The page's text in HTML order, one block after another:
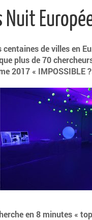
Nuit
de villes en
plus de 70
2017 « IMPOSSIBLE
en 8 minutes «